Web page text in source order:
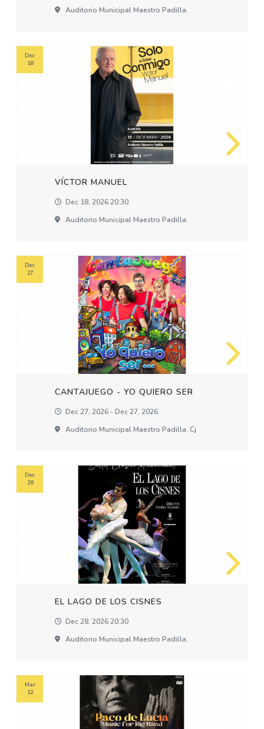
Auditorio Municipal Maestro Padilla.
VÍCTOR MANUEL
Dec 18, 2026 20:30
Auditorio Municipal Maestro Padilla.
Dec
18
CANTAJUEGO - YO QUIERO SER
Dec 27, 2026 - Dec 27, 2026
Auditorio Municipal Maestro Padilla. Cj
Dec
27
EL LAGO DE LOS CISNES
Dec 28, 2026 20:30
Auditorio Municipal Maestro Padilla.
Dec
28
Mar
12